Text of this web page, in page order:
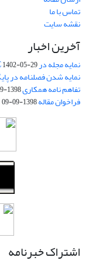
تماس با ما
نقشه سایت
آخرین اخبار
نمایه مجله در ISC1402-05-29
نمایه شدن فصلنامه در
تفاهم نامه همکاری1398-09-16
فراخوان مقاله1398-09-09
اشتراک خبرنامه